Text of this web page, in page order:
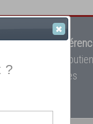
12908
des cours de soutien
écoles privées
?